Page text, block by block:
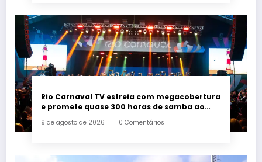
Rio Carnaval TV estreia com megacobertura
e promete quase 300 horas de samba ao
9 de agosto de 2026 0 Comentários